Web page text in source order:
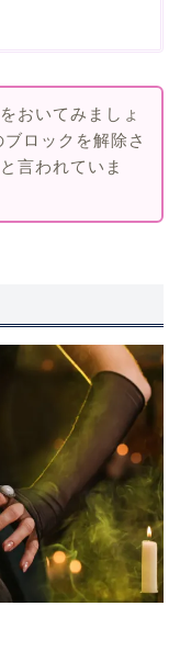
おいてみましょ
ロックを解除さ
言われていま